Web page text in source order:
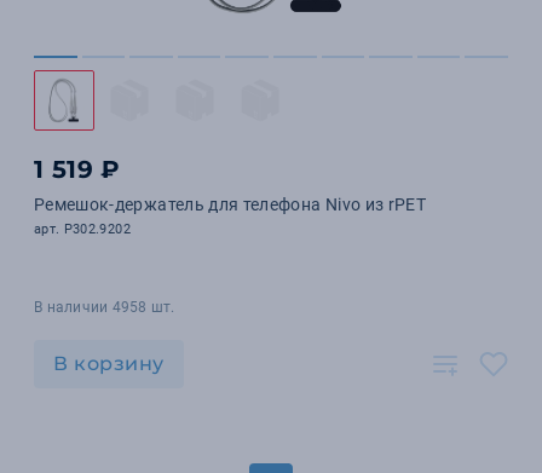
1 519 ₽
Ремешок-держатель для телефона Nivo из rPET
арт. P302.9202
В наличии 4958 шт.
В корзину